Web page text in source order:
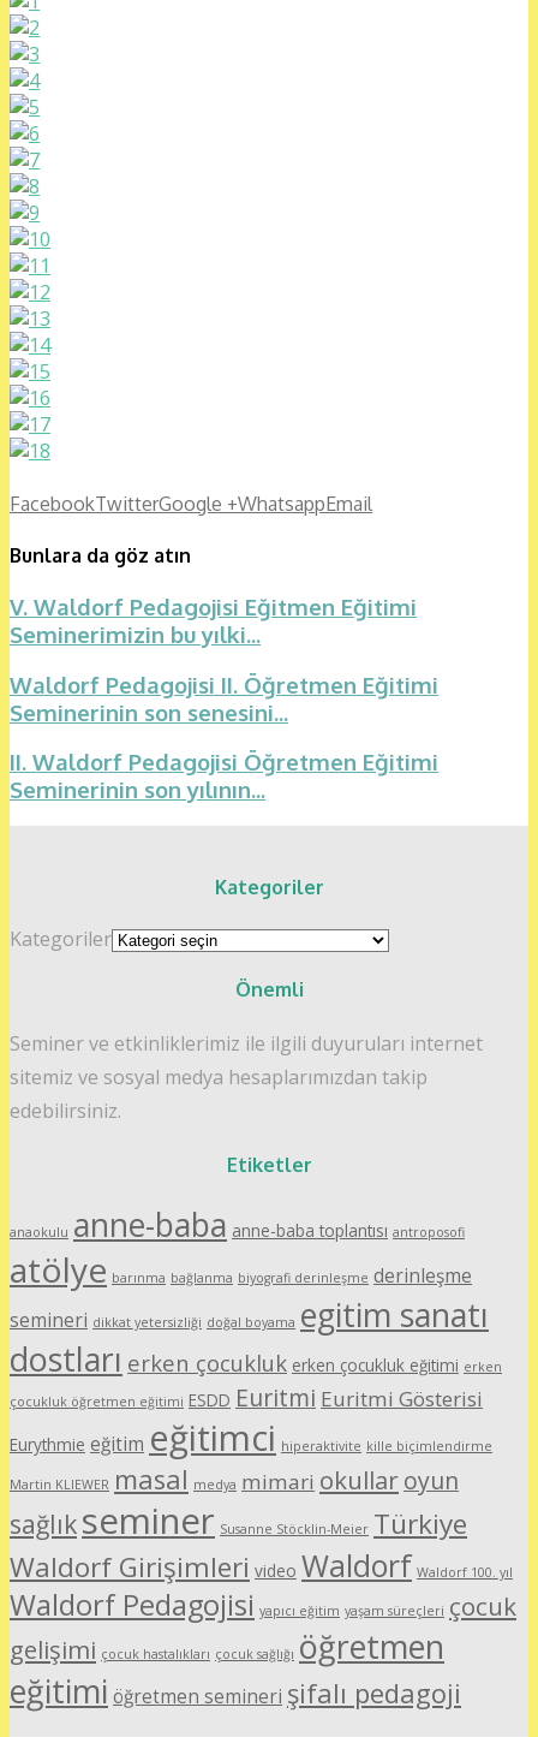
FacebookTwitterGoogle +WhatsappEmail
Bunlara da göz atın
V. Waldorf Pedagojisi Eğitmen Eğitimi
Seminerimizin bu yılki...
Waldorf Pedagojisi II. Öğretmen Eğitimi
Seminerinin son senesini...
II. Waldorf Pedagojisi Öğretmen Eğitimi
Seminerinin son yılının...
Kategoriler
Kategoriler
Önemli
Seminer ve etkinliklerimiz ile ilgili duyuruları internet
sitemiz ve sosyal medya hesaplarımızdan takip
edebilirsiniz.
Etiketler
anaokulu anne-baba anne-baba toplantısı antroposofi
atölye barınma bağlanma biyografi derinleşme derinleşme
semineri dikkat yetersizliği doğal boyama egitim sanatı
dostları erken çocukluk erken çocukluk eğitimi erken
çocukluk öğretmen eğitimi ESDD Euritmi Euritmi Gösterisi
Eurythmie eğitim eğitimci hiperaktivite kille biçimlendirme
Martin KLIEWER masal medya mimari okullaroyun
sağlıkseminer Susanne Stöcklin-Meier Türkiye
Waldorf Girişimleri video Waldorf Waldorf 100. yıl
Waldorf Pedagojisi yapıcı eğitim yaşam süreçleri çocuk
gelişimi çocuk hastalıkları çocuk sağlığı öğretmen
eğitimi öğretmen semineri şifalı pedagoji